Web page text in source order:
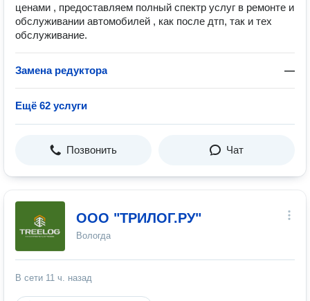
ценами , предоставляем полный спектр услуг в ремонте и
обслуживании автомобилей , как после дтп, так и тех
обслуживание.
Замена редуктора —
Ещё 62 услуги
Позвонить Чат
ООО "ТРИЛОГ.РУ"
Вологда
В сети 11 ч. назад